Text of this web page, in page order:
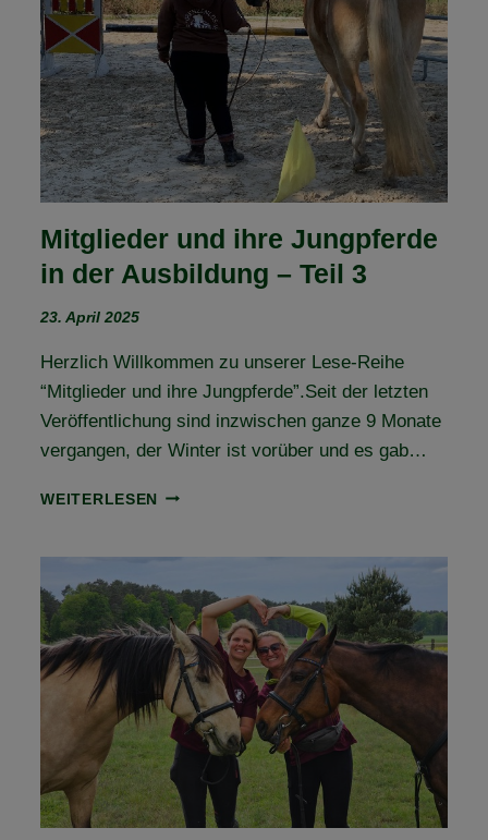
Mitglieder und ihre Jungpferde
in der Ausbildung – Teil 3
23. April 2025
Herzlich Willkommen zu unserer Lese-Reihe
“Mitglieder und ihre Jungpferde”.Seit der letzten
Veröffentlichung sind inzwischen ganze 9 Monate
vergangen, der Winter ist vorüber und es gab…
WEITERLESEN
MITGLIEDER
IN
DER
AUSBILDUNG
TEIL
3